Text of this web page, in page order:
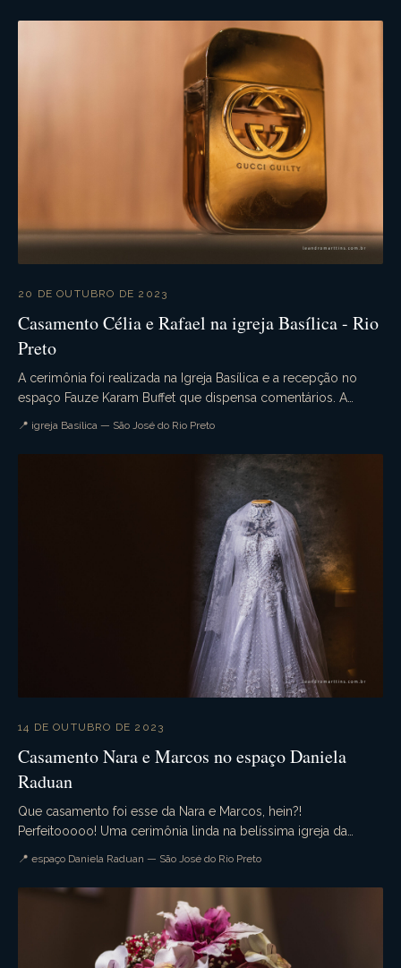
20 DE OUTUBRO DE 2023
Casamento Célia e Rafael na igreja Basílica - Rio
Preto
A cerimônia foi realizada na Igreja Basílica e a recepção no
espaço Fauze Karam Buffet que dispensa comentários. A
📍 igreja Basílica — São José do Rio Preto
14 DE OUTUBRO DE 2023
Casamento Nara e Marcos no espaço Daniela
Raduan
Que casamento foi esse da Nara e Marcos, hein?!
Perfeitooooo! Uma cerimônia linda na belíssima igreja da
📍 espaço Daniela Raduan — São José do Rio Preto